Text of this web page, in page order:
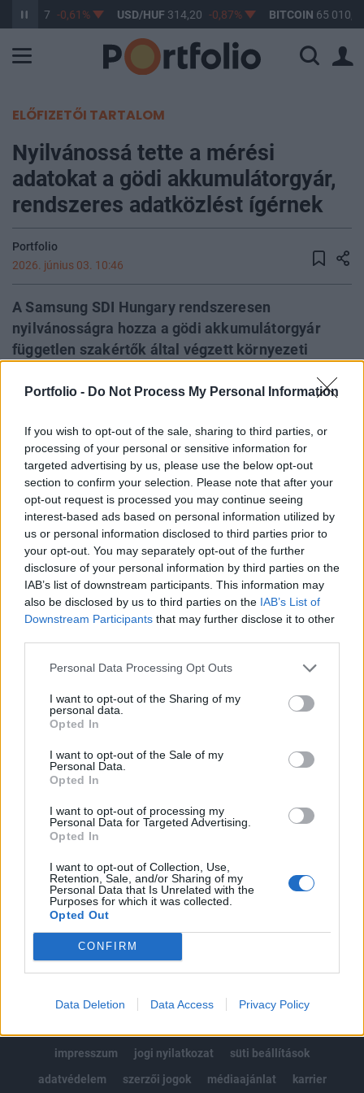
Portfolio - Do Not Process My Personal Information
If you wish to opt-out of the sale, sharing to third parties, or
processing of your personal or sensitive information for
targeted advertising by us, please use the below opt-out
section to confirm your selection. Please note that after your
opt-out request is processed you may continue seeing
interest-based ads based on personal information utilized by
us or personal information disclosed to third parties prior to
your opt-out. You may separately opt-out of the further
disclosure of your personal information by third parties on the
IAB’s list of downstream participants. This information may
also be disclosed by us to third parties on the IAB’s List of
Downstream Participants that may further disclose it to other
Personal Data Processing Opt Outs
I want to opt-out of the Sharing of my
personal data.
Opted In
I want to opt-out of the Sale of my
Personal Data.
Opted In
I want to opt-out of processing my
Personal Data for Targeted Advertising.
Opted In
I want to opt-out of Collection, Use,
Retention, Sale, and/or Sharing of my
Personal Data that Is Unrelated with the
Purposes for which it was collected.
Opted Out
CONFIRM
Data Deletion Data Access Privacy Policy
363,17 -0,61% USD/HUF 314,20 -0,87% BITCOIN 65 010,93
ELŐFIZETŐI TARTALOM
Nyilvánossá tette a mérési
adatokat a gödi akkumulátorgyár,
rendszeres adatközlést ígérnek
Portfolio
2026. június 03. 10:46
A Samsung SDI Hungary rendszeresen
nyilvánosságra hozza a gödi akkumulátorgyár
független szakértők által végzett környezeti
adatok szerint az üzem zajkibocsátása a
az MTI.
A vállalat a Göd-ÉRT Egyesület által szervezett lakossági
fórumon ígéretet tett arra, hogy folytatja a párbeszédet a
helyi közösséggel, és átláthatóvá teszi a környezeti
adatokat. A cég ezentúl a Facebook-oldalán, a
későbbiekben pedig egy hamarosan induló új honlapon is
megosztja a mérési eredményeket. Az elsőként publikált
zajméréseket május 26-án éjszaka végezték...
KEDVES OLVASÓNK!
A keresett cikk a portfolio.hu hírarchívumához
regisztrációhoz kötött.
Portfolio.hu teljes cikkarchívum
Kötéslisták: BÉT elmúlt 2 év napon belüli
MÁR ELŐFIZETŐNK VAGY?BEJELENTKEZÉS
impresszum
jogi nyilatkozat
süti beállítások
adatvédelem
szerzői jogok médiaajánlat karrier